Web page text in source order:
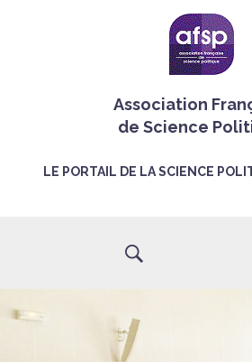
Association
de Science
LE PORTAIL DE LA SCIENCE